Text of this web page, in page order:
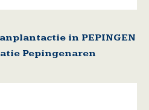
in PEPINGEN
Pepingenaren